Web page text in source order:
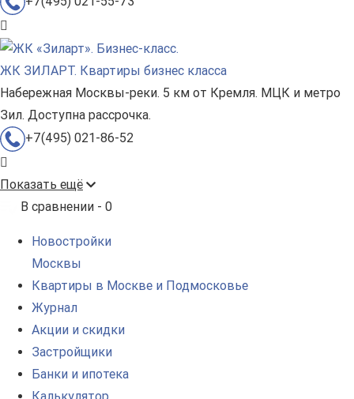
ЖК ЗИЛАРТ. Квартиры бизнес класса
Набережная Москвы-реки. 5 км от Кремля. МЦК и метро
Зил. Доступна рассрочка.
+7(495) 021-86-52
Показать ещё
В сравнении - 0
Новостройки
Москвы
Квартиры в Москве и Подмосковье
Журнал
Акции и скидки
Застройщики
Банки и ипотека